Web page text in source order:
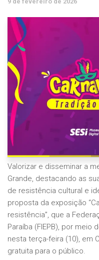
Valorizar e disseminar a
Grande, destacando as
de resistência cultural e
proposta da exposição
resistência”, que a
Paraíba (FIEPB), por meio
nesta terça-feira (10), em
gratuita para o público.